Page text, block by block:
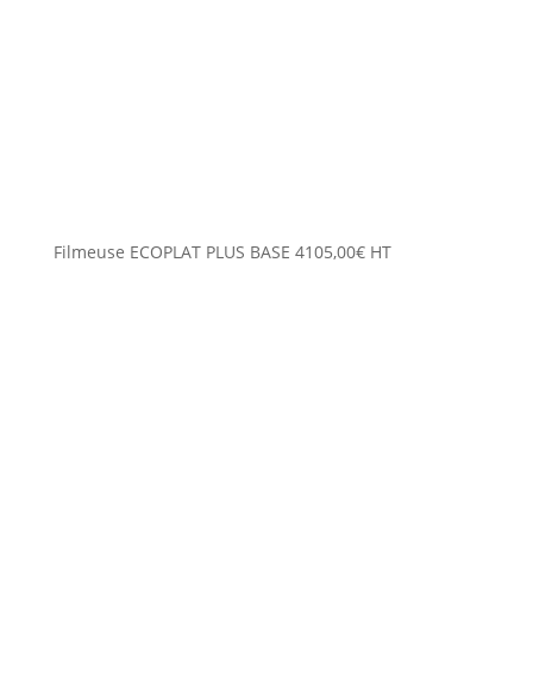
Filmeuse ECOPLAT PLUS BASE 4105,00€ HT